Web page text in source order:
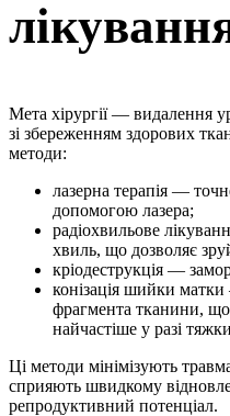
Мета хірургії — видалення
зі збереженням здорових
методи:
лазерна терапія —
допомогою лазера;
радіохвильове
хвиль, що дозволяє
кріодеструкція —
конізація шийки
фрагмента тканини, що
найчастіше у разі
Ці методи мінімізують
сприяють швидкому
репродуктивний потенціал.